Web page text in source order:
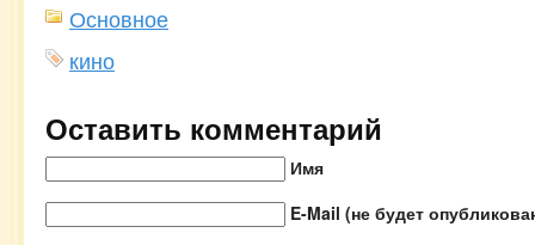
Основное
кино
Оставить комментарий
Имя
E-Mail (не будет